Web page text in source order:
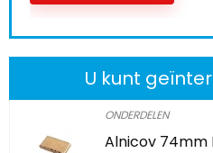
U kunt
ONDERDELEN
Alnicov 74mm